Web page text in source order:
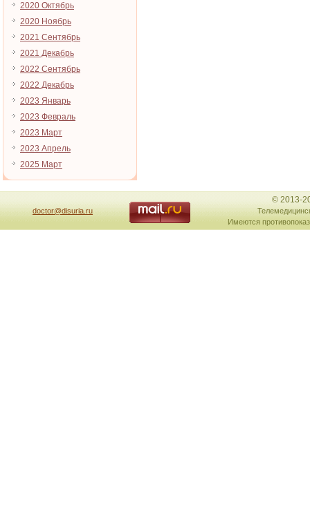
2020 Октябрь
2020 Ноябрь
2021 Сентябрь
2021 Декабрь
2022 Сентябрь
2022 Декабрь
2023 Январь
2023 Февраль
2023 Март
2023 Апрель
2025 Март
doctor@disuria.ru
© 2013-
Имеются